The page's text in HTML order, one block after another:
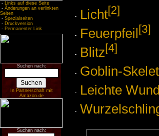
- Links auf diese Seite
- Änderungen an verlinkten
Seiten
- Spezialseiten
- Druckversion
- Permanenter Link
Suchen nach:
In Partnerschaft mit
Amazon.de
Suchen nach:
Licht[2]
Feuerpfeil[3]
Blitz[4]
Goblin-
Leichte